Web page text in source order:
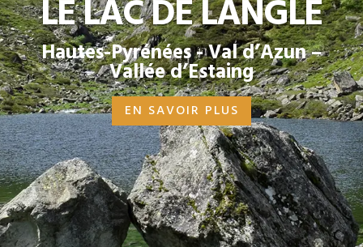
LE LAC DE LANGLE
Hautes-Pyrénées - Val d’Azun –
Vallée d’Estaing
EN SAVOIR PLUS